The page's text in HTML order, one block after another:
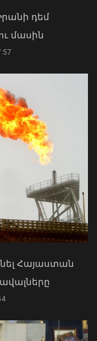
է
դեմ
մասին
Հայաստան